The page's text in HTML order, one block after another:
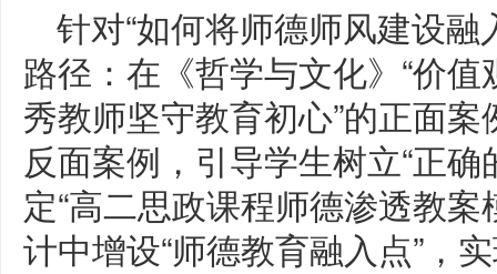
针对“如何将师德师风建设
路径：在《哲学与文化》“价
秀教师坚守教育初心”的正面
反面案例，引导学生树立“正确
定“高二思政课程师德渗透教
计中增设“师德教育融入点”，